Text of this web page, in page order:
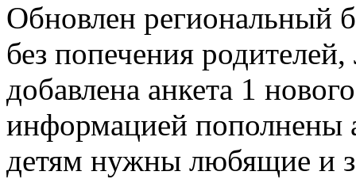
Обновлен региональный
без попечения
добавлена анкета 1
информацией пополнены
детям нужны любящие и